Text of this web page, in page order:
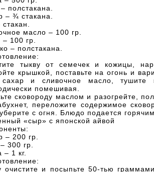
полстакана.
– ¾ стакана.
масло – 100 гр.
100 гр.
– полстакана.
тыкву от семечек и кожицы,
крышкой, поставьте на огонь и
и сливочное масло,
помешивая.
сковороду маслом и разогрейте,
переложите содержимое
с огня. Блюдо подается горячим.
«сыр» с японской айвой
– 200 гр.
300 гр.
– 1 кг.
очистите и посыпьте 50-тью